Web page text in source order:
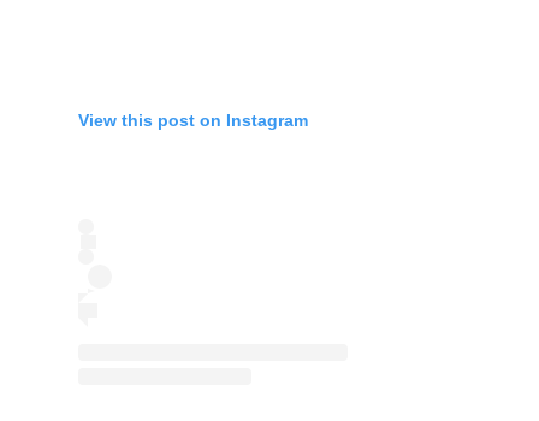
View this post on Instagram